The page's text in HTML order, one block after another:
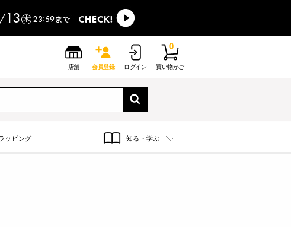
店舗 会員登録 ログイン 買い物かご
0
ッピング 知る・学ぶ